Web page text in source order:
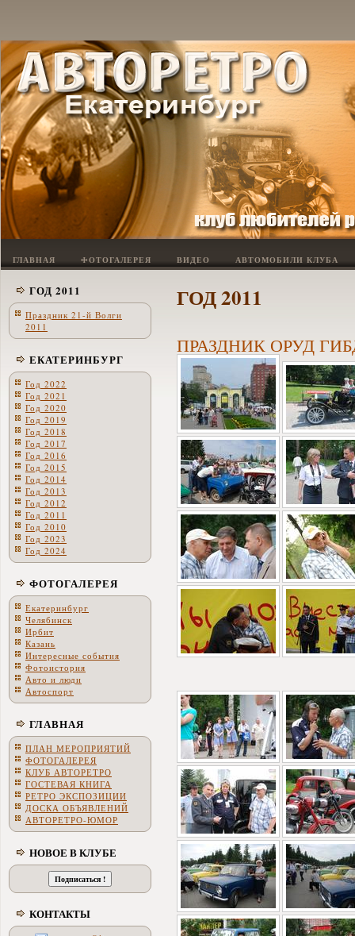
ГЛАВНАЯ ФОТОГАЛЕРЕЯ ВИДЕО АВТОМОБИЛИ КЛУБА
ГОД 2011
Праздник 21-й Волги
2011
ЕКАТЕРИНБУРГ
Год 2022
Год 2021
Год 2020
Год 2019
Год 2018
Год 2017
Год 2016
Год 2015
Год 2014
Год 2013
Год 2012
Год 2011
Год 2010
Год 2023
Год 2024
ФОТОГАЛЕРЕЯ
Екатеринбург
Челябинск
Ирбит
Казань
Интересные события
Фотоистория
Авто и люди
Автоспорт
ГЛАВНАЯ
ПЛАН МЕРОПРИЯТИЙ
ФОТОГАЛЕРЕЯ
КЛУБ АВТОРЕТРО
ГОСТЕВАЯ КНИГА
РЕТРО ЭКСПОЗИЦИИ
ДОСКА ОБЪЯВЛЕНИЙ
АВТОРЕТРО-ЮМОР
НОВОЕ В КЛУБЕ
КОНТАКТЫ
ГОД 2011
ПРАЗДНИК ОРУД